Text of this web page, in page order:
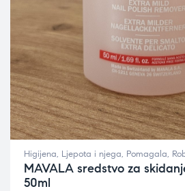
Higijena, Ljepota i njega, Pomagala,
MAVALA sredstvo za
50ml